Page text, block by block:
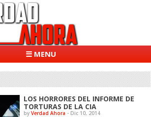
☰ MENU
LOS HORRORES DEL INFORME DE
TORTURAS DE LA CIA
byVerdad Ahora - Dic 10, 2014